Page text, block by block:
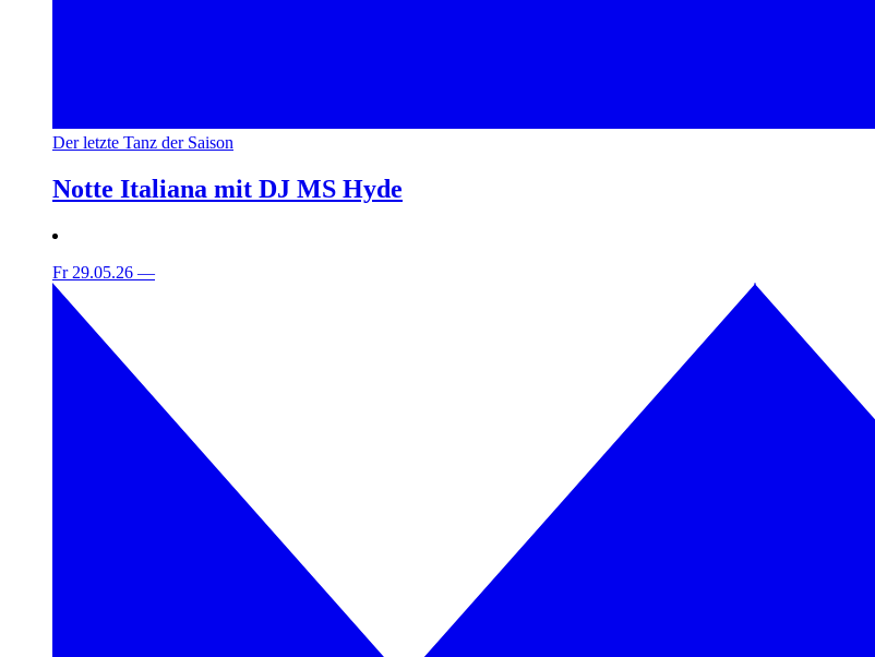
Der letzte Tanz der Saison
Notte Italiana mit DJ MS Hyde
Fr 29.05.26 —